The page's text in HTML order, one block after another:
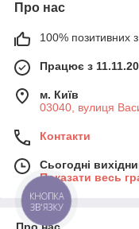
Про нас
100% позитивних з
Працює з
м. Київ
03040, вулиця
Контакти
Сьогодні
Показати весь
КНОПКА
ЗВ'ЯЗКУ